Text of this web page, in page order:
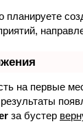
на первые
за бустер